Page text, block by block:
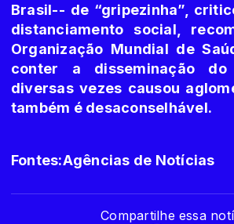
Brasil-- de “gripezinha”,
distanciamento social,
Organização Mundial de
conter a disseminação
diversas vezes causou
também é desaconselhável.
Fontes:Agências de Notícias
Compartilhe essa